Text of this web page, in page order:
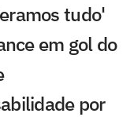
tudo'
em gol do
por